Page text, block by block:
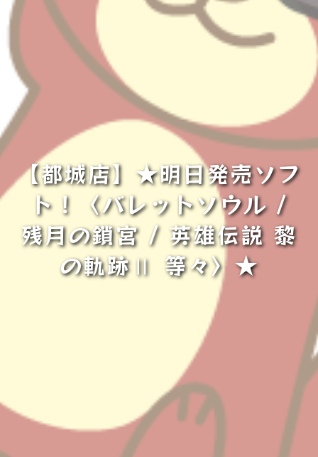
【都城店】★明日発売ソフ
ト！〈バレットソウル /
残月の鎖宮 / 英雄伝説 黎
の軌跡Ⅱ 等々〉★